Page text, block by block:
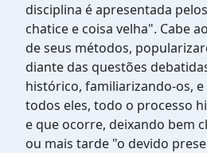
disciplina é apresentada
chatice e coisa velha". Cabe
de seus métodos,
diante das questões
histórico, familiarizando-os,
todos eles, todo o processo
e que ocorre, deixando bem
ou mais tarde "o devido